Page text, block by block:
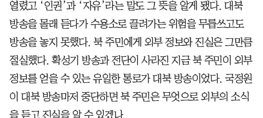
열렸고 ‘인권’과 ‘자유’라는 말도 그 뜻을 알게 됐다. 대북
방송을 몰래 듣다가 수용소로 끌려가는 위험을 무릅쓰고도
방송을 놓지 못했다. 북 주민에게 외부 정보와 진실은 그만큼
절실했다. 확성기 방송과 전단이 사라진 지금 북 주민이 외부
정보를 얻을 수 있는 유일한 통로가 대북 방송이었다. 국정원
이 대북 방송마저 중단하면 북 주민은 무엇으로 외부의 소식
을 듣고 진실을 알 수 있겠나.